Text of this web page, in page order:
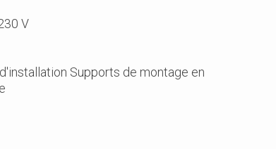
V
Supports de montage en